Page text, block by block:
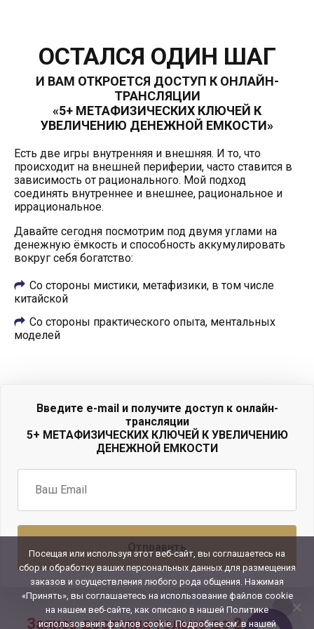
ОСТАЛСЯ ОДИН ШАГ
И ВАМ ОТКРОЕТСЯ ДОСТУП К ОНЛАЙН-
ТРАНСЛЯЦИИ
«5+ МЕТАФИЗИЧЕСКИХ КЛЮЧЕЙ К
УВЕЛИЧЕНИЮ ДЕНЕЖНОЙ ЕМКОСТИ»
Есть две игры внутренняя и внешняя. И то, что
происходит на внешней периферии, часто ставится в
зависимость от рационального. Мой подход
соединять внутреннее и внешнее, рациональное и
иррациональное.
Давайте сегодня посмотрим под двумя углами на
денежную ёмкость и способность аккумулировать
вокруг себя богатство:
Со стороны мистики, метафизики, в том числе
китайской
Со стороны практического опыта, ментальных
моделей
Введите e-mail и получите доступ к онлайн-
трансляции
5+ МЕТАФИЗИЧЕСКИХ КЛЮЧЕЙ К УВЕЛИЧЕНИЮ
ДЕНЕЖНОЙ ЕМКОСТИ
Запись доступна только до 2.02.20
Посещая или используя этот веб-сайт, вы соглашаетесь на
сбор и обработку ваших персональных данных для размещения
заказов и осуществления любого рода общения. Нажимая
«Принять», вы соглашаетесь на использование файлов cookie
на нашем веб-сайте, как описано в нашей Политике
использования файлов cookie. Подробнее см. в нашей